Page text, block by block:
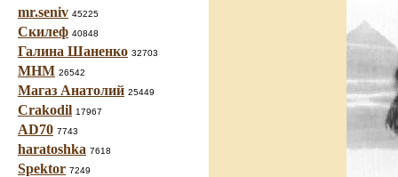
mr.seniv 45225
Скилеф 40848
Галина Шаненко 32703
МНМ 26542
Магаз Анатолий 25449
Crakodil 17967
AD70 7743
haratoshka 7618
Spektor 7249